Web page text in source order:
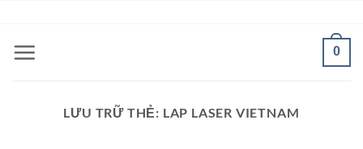
nội
0
LƯU TRỮ THẺ: LAP LASER VIETNAM